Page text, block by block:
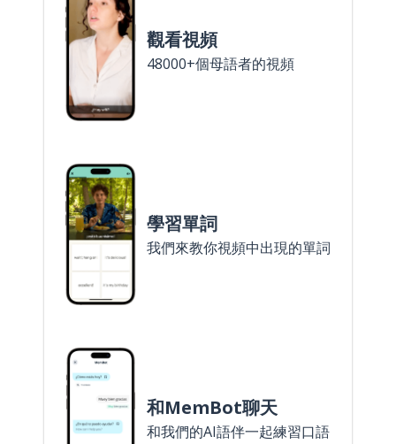
觀看視頻
48000+個母語者的視頻
學習單詞
我們來教你視頻中出現的單詞
和MemBot聊天
和我們的AI語伴一起練習口語